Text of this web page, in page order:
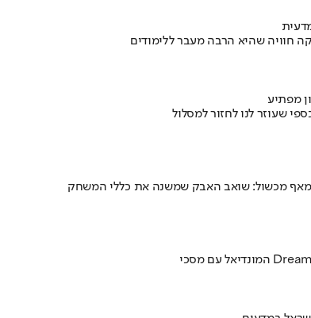
חוויה שהיא הרבה מעבר ללימודים
מפתיע
שעוזר לנו לחזור למסלול
מאף מכשול: שואב האבק שמשנה את כללי המשחק